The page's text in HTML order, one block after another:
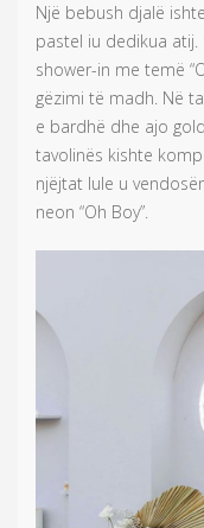
Një bebush djalë
pastel iu dedikua
shower-in me temë
gëzimi të madh. Në
e bardhë dhe ajo
tavolinës kishte
njëjtat lule u
neon “Oh Boy”.